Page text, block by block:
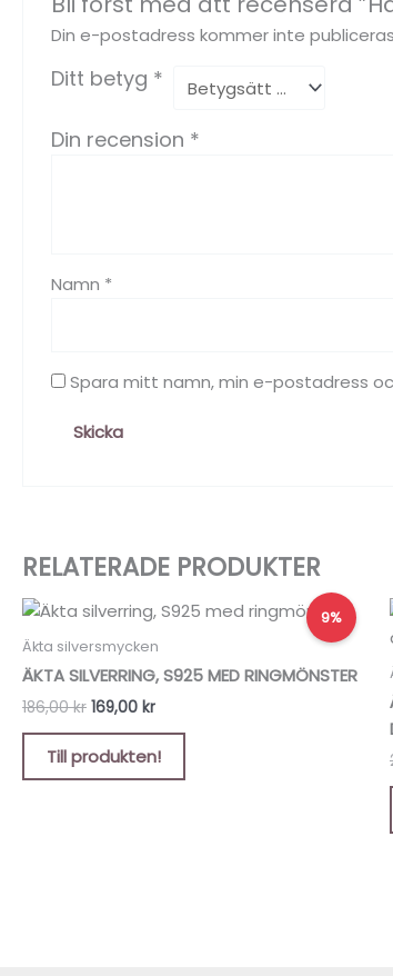
Din e-postadress kommer inte
Ditt betyg *
Din recension *
Namn *
Spara mitt namn, min e-postadress
RELATERADE PRODUKTER
9%
Äkta silversmycken
ÄKTA SILVERRING, S925 MED RINGMÖNSTER
186,00kr
Det
ursprungliga
priset
186,00 kr.
169,00 kr
Det
nuvarande
priset
169,00 kr.
Till produkten!